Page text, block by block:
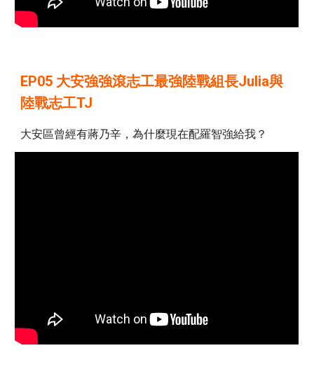
EP05 大安強強滾志工最強陸戰組長Julia與
陸戰志工TJ
大安區曾經有蔣乃辛，為什麼現在配羅智強給我？